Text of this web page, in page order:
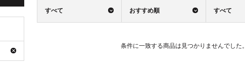
すべて おすすめ順 すべて
条件に一致する商品は見つかりませんでした